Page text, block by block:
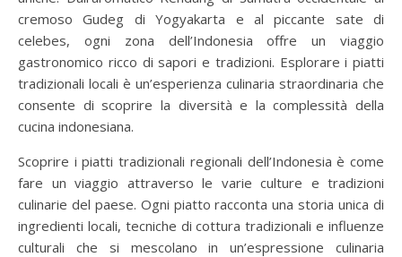
cremoso Gudeg di Yogyakarta e al piccante sate di
celebes, ogni zona dell’Indonesia offre un viaggio
gastronomico ricco di sapori e tradizioni. Esplorare i piatti
tradizionali locali è un’esperienza culinaria straordinaria che
consente di scoprire la diversità e la complessità della
cucina indonesiana.
Scoprire i piatti tradizionali regionali dell’Indonesia è come
fare un viaggio attraverso le varie culture e tradizioni
culinarie del paese. Ogni piatto racconta una storia unica di
ingredienti locali, tecniche di cottura tradizionali e influenze
culturali che si mescolano in un’espressione culinaria